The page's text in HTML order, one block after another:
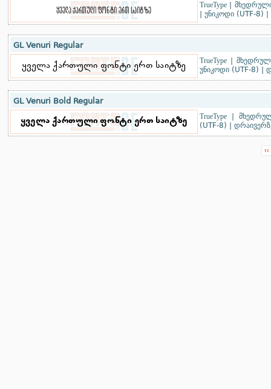
TrueType|
უნიკოდი (UTF-8)
GL Venuri Regular
TrueType|
უნიკოდი (UTF-8)
GL Venuri Bold Regular
TrueType|
(UTF-8)
‹‹